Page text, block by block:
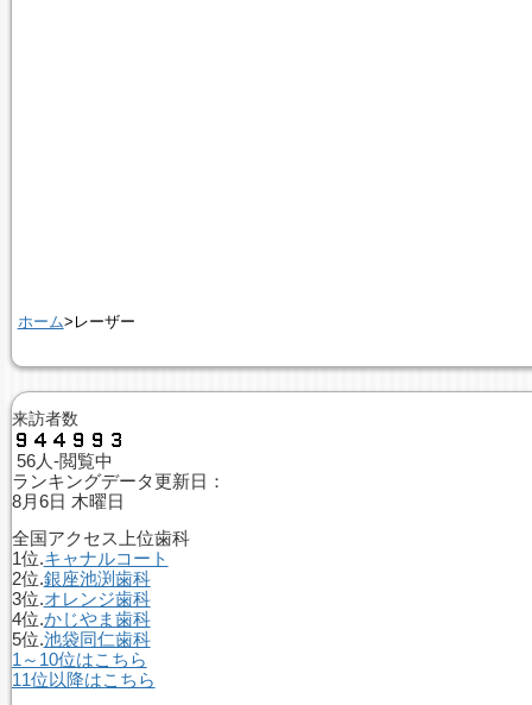
ホーム>レーザー
来訪者数
56人-閲覧中
ランキングデータ更新日：
8月6日 木曜日
全国アクセス上位歯科
1位.キャナルコート
2位.銀座池渕歯科
3位.オレンジ歯科
4位.かじやま歯科
5位.池袋同仁歯科
1～10位はこちら
11位以降はこちら